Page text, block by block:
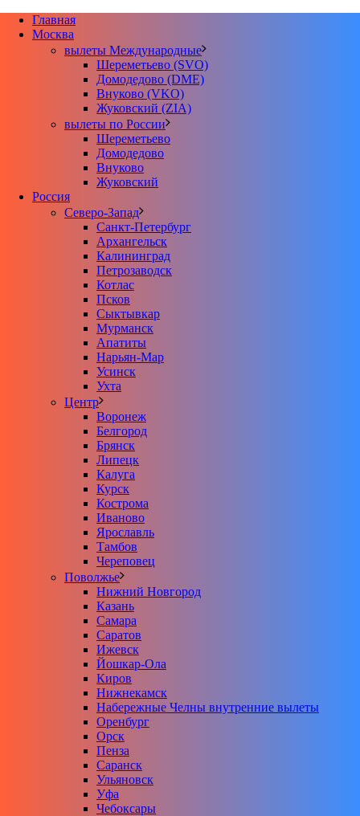
Главная
Москва
вылеты Международные
Шереметьево (SVO)
Домодедово (DME)
Внуково (VKO)
Жуковский (ZIA)
вылеты по России
Шереметьево
Домодедово
Внуково
Жуковский
Россия
Северо-Запад
Санкт-Петербург
Архангельск
Калининград
Петрозаводск
Котлас
Псков
Сыктывкар
Мурманск
Апатиты
Нарьян-Мар
Усинск
Ухта
Центр
Воронеж
Белгород
Брянск
Липецк
Калуга
Курск
Кострома
Иваново
Ярославль
Тамбов
Череповец
Поволжье
Нижний Новгород
Казань
Самара
Саратов
Ижевск
Йошкар-Ола
Киров
Нижнекамск
Набережные Челны внутренние вылеты
Оренбург
Орск
Пенза
Саранск
Ульяновск
Уфа
Чебоксары